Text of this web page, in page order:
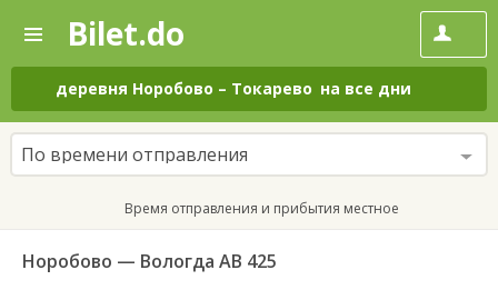
—
Поиск
и
покупка
билетов
на
автобус
онлайн
Bilet.do
деревня Норобово – Токарево на все дни
По времени отправления
Время отправления и прибытия местное
Норобово — Вологда АВ 425